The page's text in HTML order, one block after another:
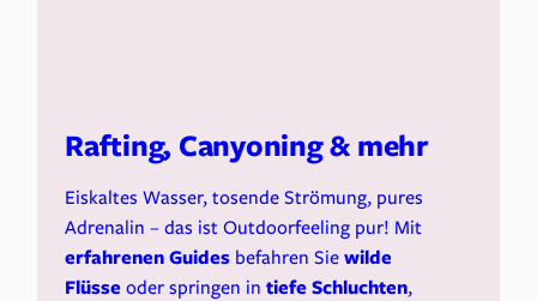
Rafting, Canyoning & mehr
Eiskaltes Wasser, tosende Strömung, pures
Adrenalin – das ist Outdoorfeeling pur! Mit
erfahrenen Guides befahren Siewilde
Flüsse oder springen intiefe Schluchten,